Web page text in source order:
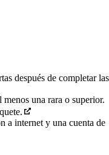
después de completar las
una rara o superior.
a internet y una cuenta de